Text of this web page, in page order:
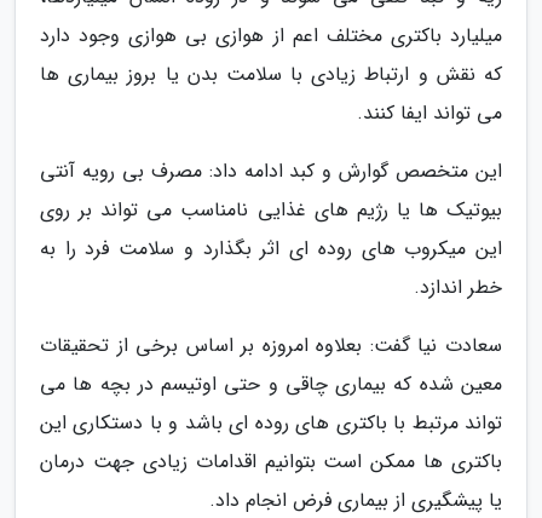
میلیارد باکتری مختلف اعم از هوازی بی هوازی وجود دارد
که نقش و ارتباط زیادی با سلامت بدن یا بروز بیماری ها
می تواند ایفا کنند.
این متخصص گوارش و کبد ادامه داد: مصرف بی رویه آنتی
بیوتیک ها یا رژیم های غذایی نامناسب می تواند بر روی
این میکروب های روده ای اثر بگذارد و سلامت فرد را به
خطر اندازد.
سعادت نیا گفت: بعلاوه امروزه بر اساس برخی از تحقیقات
معین شده که بیماری چاقی و حتی اوتیسم در بچه ها می
تواند مرتبط با باکتری های روده ای باشد و با دستکاری این
باکتری ها ممکن است بتوانیم اقدامات زیادی جهت درمان
یا پیشگیری از بیماری فرض انجام داد.